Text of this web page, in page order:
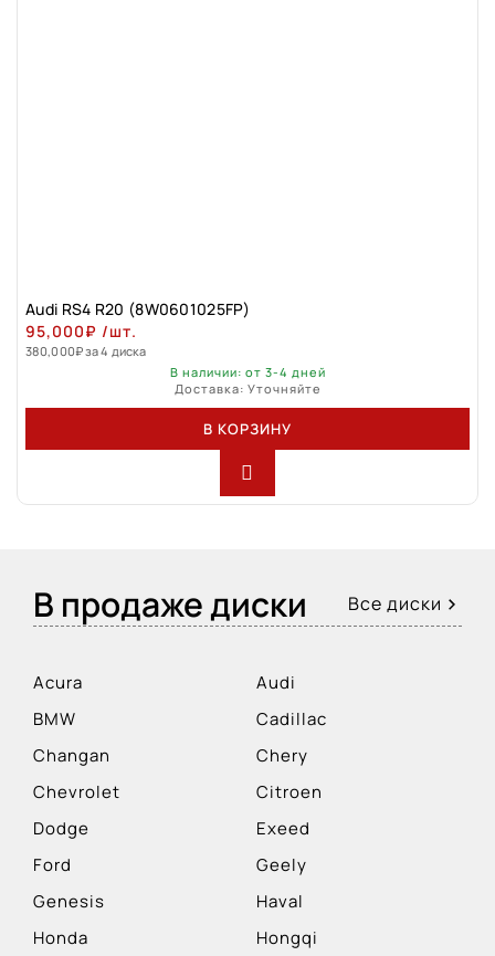
Audi RS4 R20 (8W0601025FP)
95,000₽ /шт.
380,000₽за 4 диска
В наличии: от 3-4 дней
Доставка: Уточняйте
В КОРЗИНУ
В продаже диски Все диски
Acura
Audi
BMW
Cadillac
Changan
Chery
Chevrolet
Citroen
Dodge
Exeed
Ford
Geely
Genesis
Haval
Honda
Hongqi